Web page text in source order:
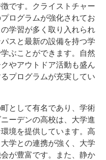
です。クライストチャー
ログラムが強化されてお
学習が多く取り入れられ
スと最新の設備を持つ学
ぶことができます。自然
やアウトドア活動も盛ん
プログラムが充実してい
として有名であり、学術
ーデンの高校は、大学進
境を提供しています。高
学との連携が強く、大学
が豊富です。また、静か